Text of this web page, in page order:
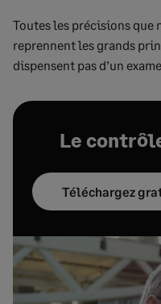
Toutes les précisions que
reprennent les grands
dispensent pas d’un
Le
Téléchargez